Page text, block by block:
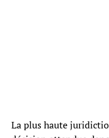
La plus haute